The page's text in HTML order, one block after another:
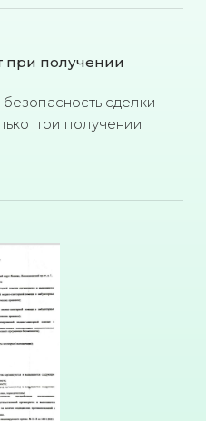
при получении
сделки –
при получении